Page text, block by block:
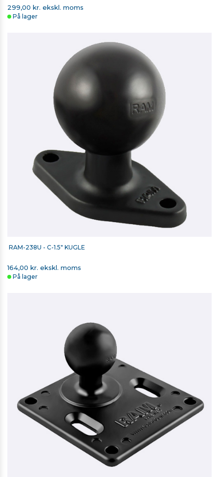
299,00 kr. ekskl. moms
På lager
RAM-238U - C-1.5" KUGLE
164,00 kr. ekskl. moms
På lager